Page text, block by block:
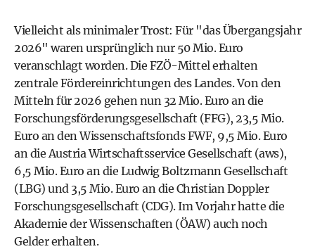
Vielleicht als minimaler Trost: Für "das Übergangsjahr
2026" waren ursprünglich nur 50 Mio. Euro
veranschlagt worden. Die FZÖ-Mittel erhalten
zentrale Fördereinrichtungen des Landes. Von den
Mitteln für 2026 gehen nun 32 Mio. Euro an die
Forschungsförderungsgesellschaft (FFG), 23,5 Mio.
Euro an den Wissenschaftsfonds FWF, 9,5 Mio. Euro
an die Austria Wirtschaftsservice Gesellschaft (aws),
6,5 Mio. Euro an die Ludwig Boltzmann Gesellschaft
(LBG) und 3,5 Mio. Euro an die Christian Doppler
Forschungsgesellschaft (CDG). Im Vorjahr hatte die
Akademie der Wissenschaften (ÖAW) auch noch
Gelder erhalten.